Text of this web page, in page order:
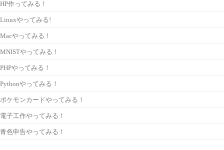
HP作ってみる！
Linuxやってみる!
Macやってみる！
MNISTやってみる！
PHPやってみる！
Pythonやってみる！
ポケモンカードやってみる！
電子工作やってみる！
青色申告やってみる！